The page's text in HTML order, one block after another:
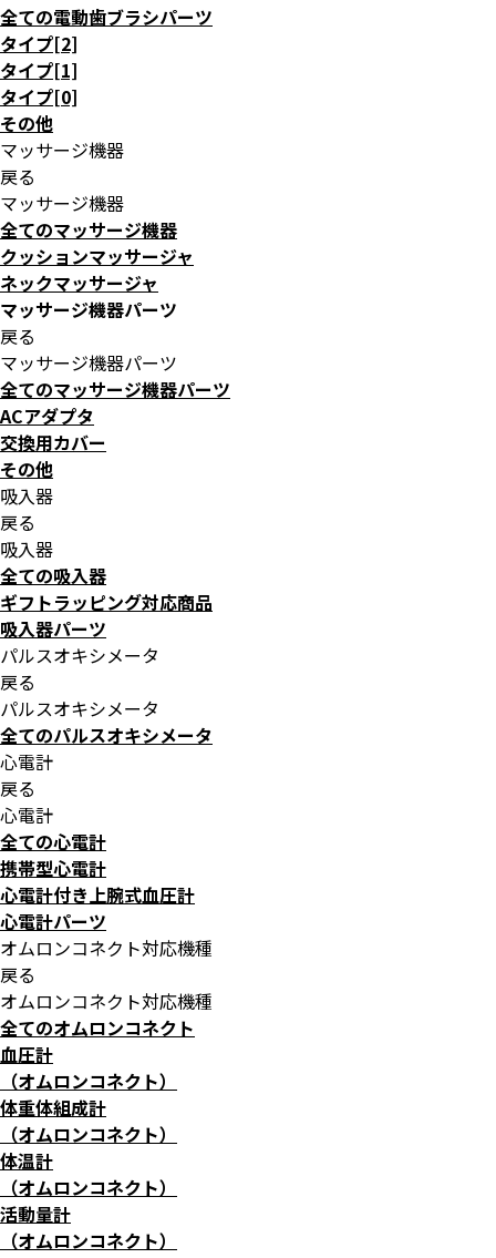
全ての電動歯ブラシパーツ
タイプ[2]
タイプ[1]
タイプ[0]
その他
マッサージ機器
戻る
マッサージ機器
全てのマッサージ機器
クッションマッサージャ
ネックマッサージャ
マッサージ機器パーツ
戻る
マッサージ機器パーツ
全てのマッサージ機器パーツ
ACアダプタ
交換用カバー
その他
吸入器
戻る
吸入器
全ての吸入器
ギフトラッピング対応商品
吸入器パーツ
パルスオキシメータ
戻る
パルスオキシメータ
全てのパルスオキシメータ
心電計
戻る
心電計
全ての心電計
携帯型心電計
心電計付き上腕式血圧計
心電計パーツ
オムロンコネクト対応機種
戻る
オムロンコネクト対応機種
全てのオムロンコネクト
血圧計
（オムロンコネクト）
体重体組成計
（オムロンコネクト）
体温計
（オムロンコネクト）
活動量計
（オムロンコネクト）